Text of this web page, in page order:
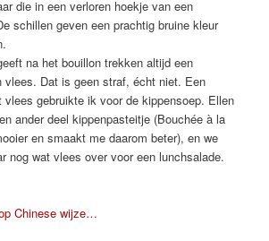
die in een verloren hoekje van een
schillen geven een prachtig bruine kleur
na het bouillon trekken altijd een
vlees. Dat is geen straf, écht niet. Een
vlees gebruikte ik voor de kippensoep. Ellen
ander deel kippenpasteitje (Bouchée à la
en smaakt me daarom beter), en we
nog wat vlees over voor een lunchsalade.
Chinese wijze…